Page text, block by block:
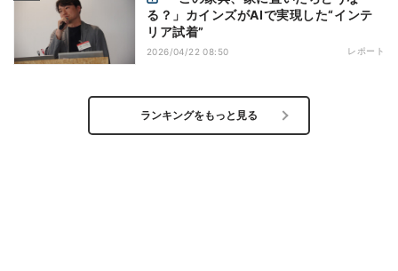
る？」カインズがAIで実現した“インテ
リア試着”
2026/04/22 08:50 レポート
ランキングをもっと見る